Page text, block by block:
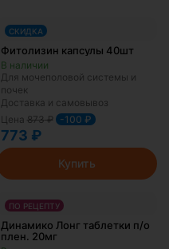
СКИДКА
Фитолизин капсулы 40шт
Для мочеполовой системы и
почек
Доставка и самовывоз
Цена 873₽ -100 ₽
773 ₽
Купить
ПО РЕЦЕПТУ
Динамико Лонг таблетки п/о
плен. 20мг